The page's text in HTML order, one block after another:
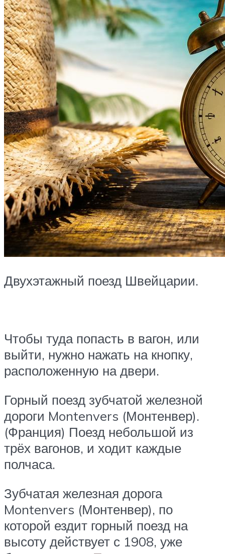
Двухэтажный поезд Швейцарии.
Чтобы туда попасть в вагон, или
выйти, нужно нажать на кнопку,
расположенную на двери.
Горный поезд зубчатой железной
дороги Montenvers (Монтенвер).
(Франция) Поезд небольшой из
трёх вагонов, и ходит каждые
полчаса.
Зубчатая железная дорога
Montenvers (Монтенвер), по
которой ездит горный поезд на
высоту действует с 1908, уже